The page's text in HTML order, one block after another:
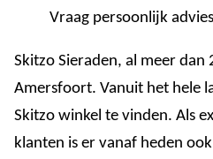
Vraag persoonlijk
Skitzo Sieraden, al meer dan
Amersfoort. Vanuit het hele
Skitzo winkel te vinden. Als
klanten is er vanaf heden